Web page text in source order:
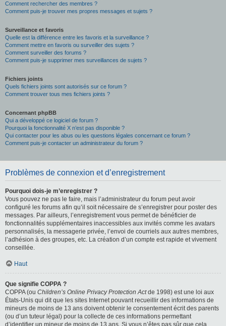
Comment rechercher des membres ?
Comment puis-je trouver mes propres messages et sujets ?
Surveillance et favoris
Quelle est la différence entre les favoris et la surveillance ?
Comment mettre en favoris ou surveiller des sujets ?
Comment surveiller des forums ?
Comment puis-je supprimer mes surveillances de sujets ?
Fichiers joints
Quels fichiers joints sont autorisés sur ce forum ?
Comment trouver tous mes fichiers joints ?
Concernant phpBB
Qui a développé ce logiciel de forum ?
Pourquoi la fonctionnalité X n’est pas disponible ?
Qui contacter pour les abus ou les questions légales concernant ce forum ?
Comment puis-je contacter un administrateur du forum ?
Problèmes de connexion et d’enregistrement
Pourquoi dois-je m’enregistrer ?
Vous pouvez ne pas le faire, mais l’administrateur du forum peut avoir
configuré les forums afin qu’il soit nécessaire de s’enregistrer pour poster des
messages. Par ailleurs, l’enregistrement vous permet de bénéficier de
fonctionnalités supplémentaires inaccessibles aux invités comme les avatars
personnalisés, la messagerie privée, l’envoi de courriels aux autres membres,
l’adhésion à des groupes, etc. La création d’un compte est rapide et vivement
conseillée.
Haut
Que signifie COPPA ?
COPPA (ou Children’s Online Privacy Protection Actde 1998) est une loi aux
États-Unis qui dit que les sites Internet pouvant recueillir des informations de
mineurs de moins de 13 ans doivent obtenir le consentement écrit des parents
(ou d’un tuteur légal) pour la collecte de ces informations permettant
d’identifier un mineur de moins de 13 ans. Si vous n’êtes pas sûr que cela